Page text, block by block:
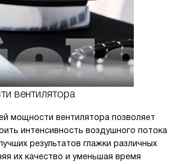
вентилятора
мощности вентилятора позволяет
интенсивность воздушного потока
результатов глажки различных
их качество и уменьшая время